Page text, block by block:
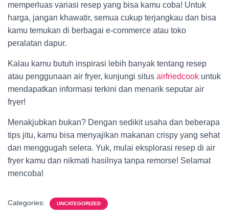
memperluas variasi resep yang bisa kamu coba! Untuk
harga, jangan khawatir, semua cukup terjangkau dan bisa
kamu temukan di berbagai e-commerce atau toko
peralatan dapur.
Kalau kamu butuh inspirasi lebih banyak tentang resep
atau penggunaan air fryer, kunjungi situs airfriedcook untuk
mendapatkan informasi terkini dan menarik seputar air
fryer!
Menakjubkan bukan? Dengan sedikit usaha dan beberapa
tips jitu, kamu bisa menyajikan makanan crispy yang sehat
dan menggugah selera. Yuk, mulai eksplorasi resep di air
fryer kamu dan nikmati hasilnya tanpa remorse! Selamat
mencoba!
Categories: UNCATEGORIZED